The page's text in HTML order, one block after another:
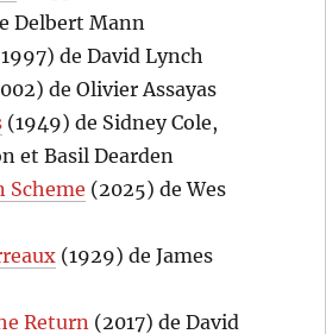
Delbert Mann
de David Lynch
de Olivier Assayas
(1949) de Sidney Cole,
et Basil Dearden
Scheme (2025) de Wes
(1929) de James
Return (2017) de David